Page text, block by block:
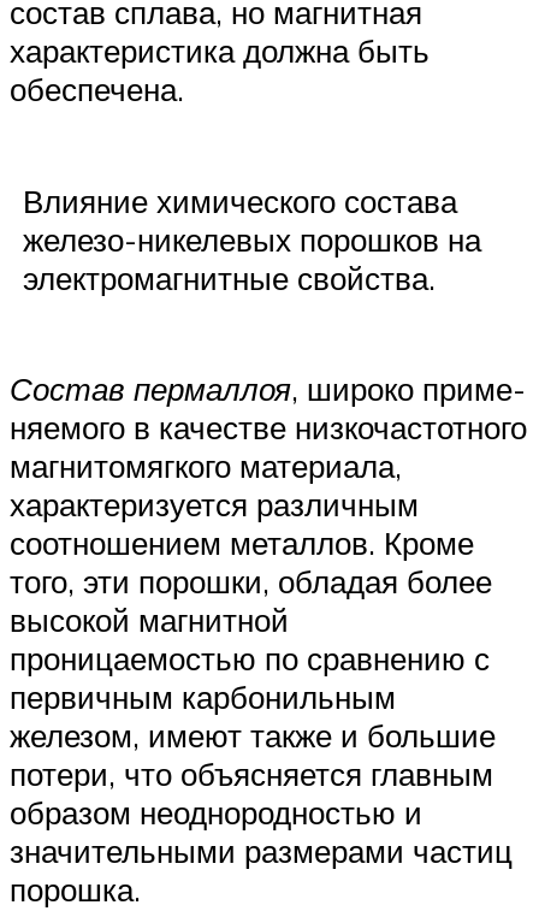
состав сплава, но магнитная
характеристика должна быть
обеспечена.
Влияние химического состава
железо-никелевых порошков на
электромагнитные свойства.
Состав пермаллоя, широко приме-
няемого в качестве низкочастотного
магнитомягкого материала,
характеризуется различным
соотношением металлов. Кроме
того, эти порошки, обладая более
высокой магнитной
проницаемостью по сравнению с
первичным карбонильным
железом, имеют также и большие
потери, что объясняется главным
образом неоднородностью и
значительными размерами частиц
порошка.